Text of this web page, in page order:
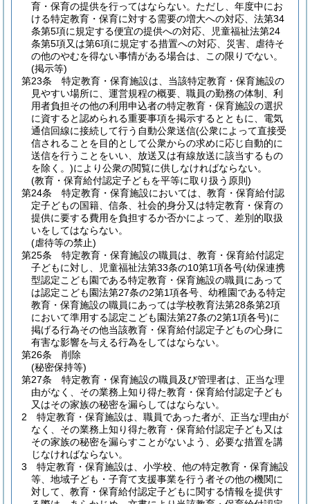
育・保育の提供を行ってはならない。 ただし、年度中にお
ける特定教育・保育に対する需要の増大への対応、法第34
条第5項に規定する便宜の提供への対応、児童福祉法第24
条第5項又は第6項に規定する措置への対応、災害、虐待そ
の他のやむを得ない事情がある場合は、この限りでない。
(掲示等)
第23条
特定教育・保育施設は、当該特定教育・保育施設の
見やすい場所に、運営規程の概要、職員の勤務の体制、利
用者負担その他の利用申込者の特定教育・保育施設の選択
に資すると認められる重要事項を掲示するとともに、電気
通信回線に接続して行う自動公衆送信(公衆によって直接受
信されることを目的として公衆からの求めに応じ自動的に
送信を行うことをいい、放送又は有線放送に該当するもの
を除く。)により公衆の閲覧に供しなければならない。
(教育・保育給付認定子どもを平等に取り扱う原則)
第24条
特定教育・保育施設においては、教育・保育給付認
定子どもの国籍、信条、社会的身分又は特定教育・保育の
提供に要する費用を負担するか否かによって、差別的取扱
いをしてはならない。
(虐待等の禁止)
第25条
特定教育・保育施設の職員は、教育・保育給付認定
子どもに対し、児童福祉法第33条の10第1項各号(幼保連携
型認定こども園である特定教育・保育施設の職員にあって
は認定こども園法第27条の2第1項各号、幼稚園である特定
教育・保育施設の職員にあっては学校教育法第28条第2項
において準用する認定こども園法第27条の2第1項各号)に
掲げる行為その他当該教育・保育給付認定子どもの心身に
有害な影響を与える行為をしてはならない。
第26条
削除
(秘密保持等)
第27条
特定教育・保育施設の職員及び管理者は、正当な理
由がなく、その業務上知り得た教育・保育給付認定子ども
又はその家族の秘密を漏らしてはならない。
2
特定教育・保育施設は、職員であった者が、正当な理由が
なく、その業務上知り得た教育・保育給付認定子ども又は
その家族の秘密を漏らすことがないよう、必要な措置を講
じなければならない。
3
特定教育・保育施設は、小学校、他の特定教育・保育施設
等、地域子ども・子育て支援事業を行う者その他の機関に
対して、教育・保育給付認定子どもに関する情報を提供す